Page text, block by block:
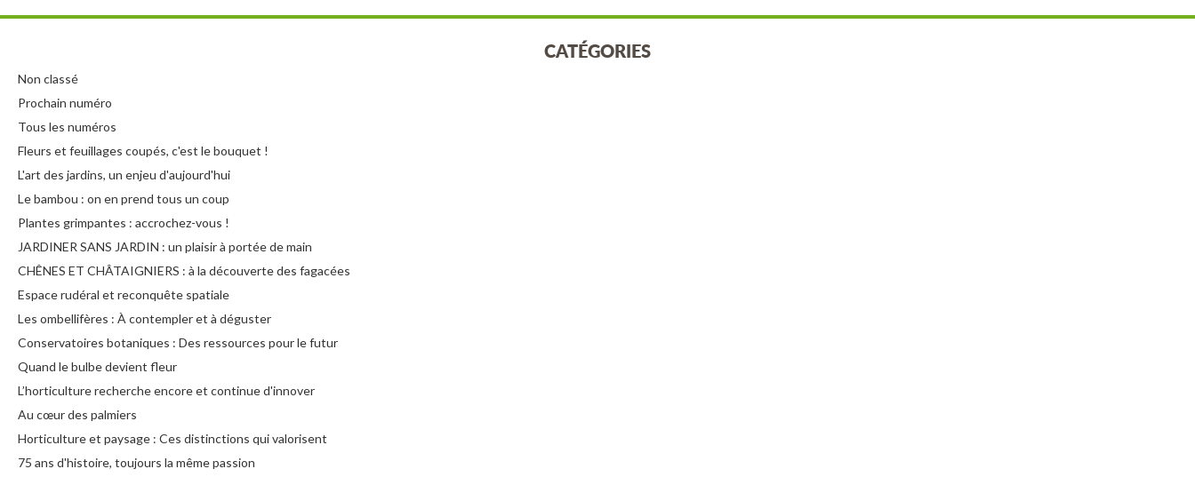
CATÉGORIES
Non classé
Prochain numéro
Tous les numéros
Fleurs et feuillages coupés, c'est le bouquet !
L'art des jardins, un enjeu d'aujourd'hui
Le bambou : on en prend tous un coup
Plantes grimpantes : accrochez-vous !
JARDINER SANS JARDIN : un plaisir à portée de main
CHÊNES ET CHÂTAIGNIERS : à la découverte des fagacées
Espace rudéral et reconquête spatiale
Les ombellifères : À contempler et à déguster
Conservatoires botaniques : Des ressources pour le futur
Quand le bulbe devient fleur
L’horticulture recherche encore et continue d'innover
Au cœur des palmiers
Horticulture et paysage : Ces distinctions qui valorisent
75 ans d'histoire, toujours la même passion